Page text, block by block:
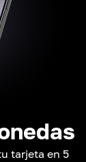
tarjeta en 5